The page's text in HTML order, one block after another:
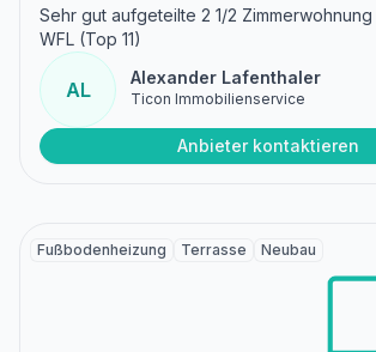
Sehr gut aufgeteilte 2 1/2 Zimmerwohnung
WFL (Top 11)
AL
Alexander Lafenthaler
Ticon Immobilienservice
Anbieter kontaktieren
Fußbodenheizung Terrasse Neubau